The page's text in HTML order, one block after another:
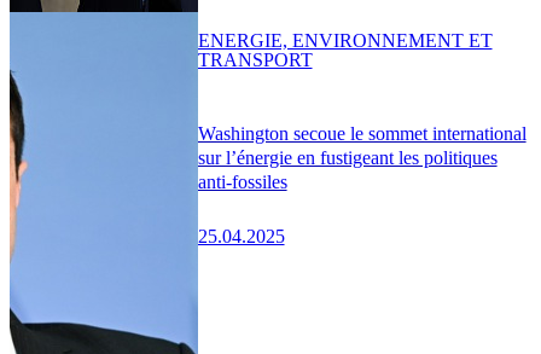
Washington secoue le sommet international
sur l’énergie en fustigeant les politiques
anti-fossiles
25.04.2025
ENERGIE, ENVIRONNEMENT ET
TRANSPORT